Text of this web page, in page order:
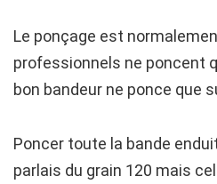
Le ponçage est
professionnels ne poncent
bon bandeur ne ponce que
Poncer toute la bande
parlais du grain 120 mais